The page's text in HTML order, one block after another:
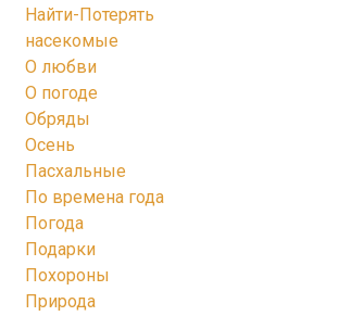
Найти-Потерять
насекомые
О любви
О погоде
Обряды
Осень
Пасхальные
По времена года
Погода
Подарки
Похороны
Природа